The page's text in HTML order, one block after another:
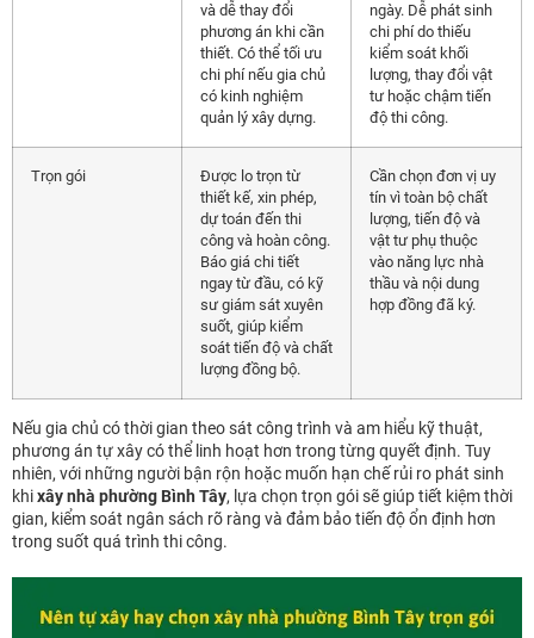
và dễ thay đổi
phương án khi cần
thiết. Có thể tối ưu
chi phí nếu gia chủ
có kinh nghiệm
quản lý xây dựng.
ngày. Dễ phát sinh
chi phí do thiếu
kiểm soát khối
lượng, thay đổi vật
tư hoặc chậm tiến
độ thi công.
Trọn gói
Được lo trọn từ
thiết kế, xin phép,
dự toán đến thi
công và hoàn công.
Báo giá chi tiết
ngay từ đầu, có kỹ
sư giám sát xuyên
suốt, giúp kiểm
soát tiến độ và chất
lượng đồng bộ.
Cần chọn đơn vị uy
tín vì toàn bộ chất
lượng, tiến độ và
vật tư phụ thuộc
vào năng lực nhà
thầu và nội dung
hợp đồng đã ký.
Nếu gia chủ có thời gian theo sát công trình và am hiểu kỹ thuật,
phương án tự xây có thể linh hoạt hơn trong từng quyết định. Tuy
nhiên, với những người bận rộn hoặc muốn hạn chế rủi ro phát sinh
khixây nhà phường Bình Tây, lựa chọn trọn gói sẽ giúp tiết kiệm thời
gian, kiểm soát ngân sách rõ ràng và đảm bảo tiến độ ổn định hơn
trong suốt quá trình thi công.